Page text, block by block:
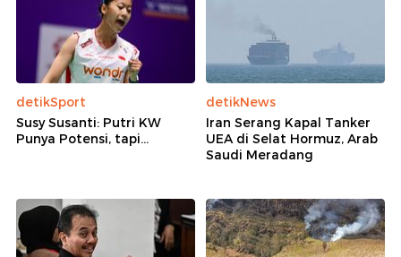
detikSport
Susy Susanti: Putri KW
Punya Potensi, tapi...
detikNews
Iran Serang Kapal Tanker
UEA di Selat Hormuz, Arab
Saudi Meradang